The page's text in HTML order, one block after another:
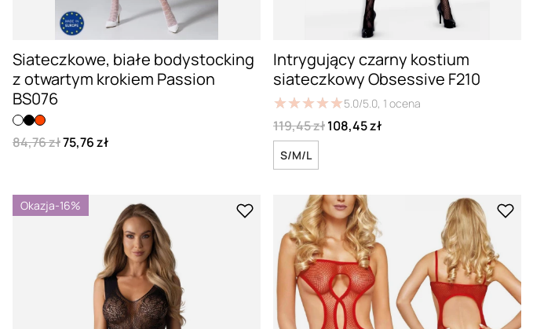
Siateczkowe, białe bodystocking
z otwartym krokiem Passion
BS076
84,76 zł75,76 zł
Intrygujący czarny kostium
siateczkowy Obsessive F210
★★★★★
★★★★★5.0/5.0, 1 ocena
119,45 zł108,45 zł
S/M/L
Okazja-16%